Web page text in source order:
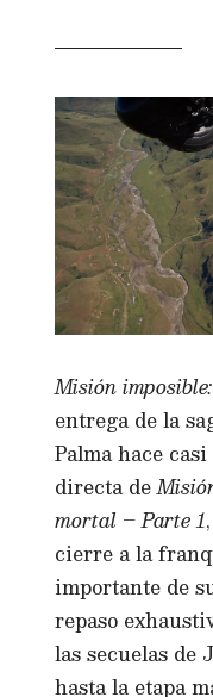
Misión
entrega de la
Palma hace
directa de
mortal – Parte 1
cierre a la
importante de
repaso
las secuelas de
hasta la etapa